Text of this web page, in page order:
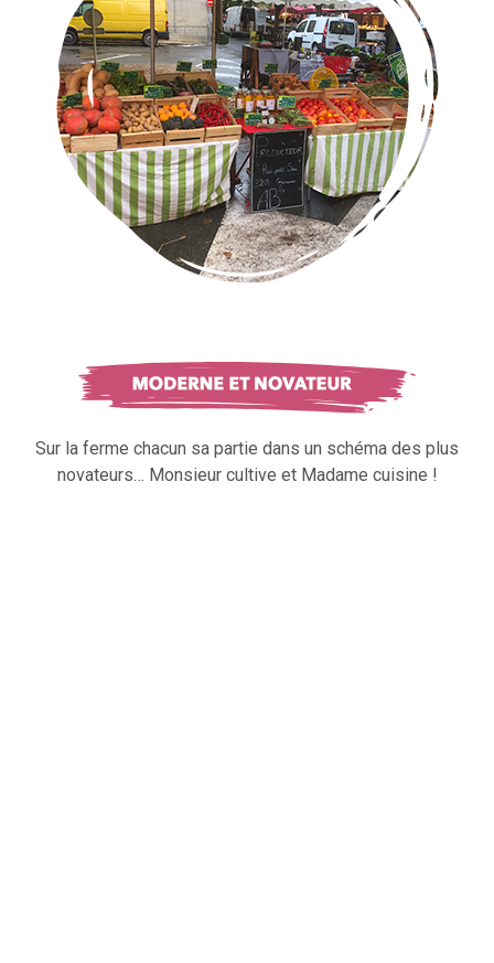
Sur la ferme chacun sa partie dans un schéma des plus
novateurs… Monsieur cultive et Madame cuisine !